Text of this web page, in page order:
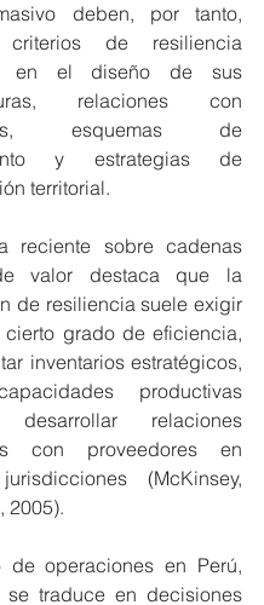
deben, por tanto,
criterios de resiliencia
en el diseño de sus
relaciones con
esquemas de
y estrategias de
territorial.
reciente sobre cadenas
valor destaca que la
de resiliencia suele exigir
cierto grado de eficiencia,
inventarios estratégicos,
productivas
relaciones
con proveedores en
(McKinsey,
2005).
operaciones en Perú,
traduce en decisiones